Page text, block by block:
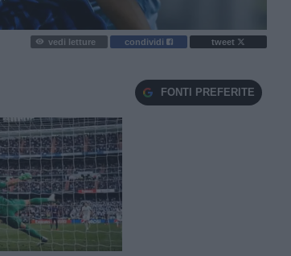
vedi letture condividi tweet
FONTI PREFERITE